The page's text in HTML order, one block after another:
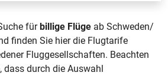
fürbillige Flüge ab Schweden/
finden Sie hier die Flugtarife
Fluggesellschaften. Beachten
dass durch die Auswahl